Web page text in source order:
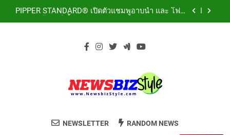
สำคัญ
PIPPER STANDARD® เปิดตัวแชมพูอาบน้ำ และ โฟม
Season 5 ผนึก 9 พันธมิตร ขับเคลื่อน ESG Tourism
สืบสานพระราชปณิธาน สร้างคุณค่าการท่องเที่ยวไทย
เอเชียตะวันออกเฉียงใต้ เสริมแกร่งยุทธศาสตร์ระดับ
TECNO ประกาศทรานส์ฟอร์มจากเกมมิ่งโฟน สู่ไลฟ์
สไตล์แฟชั่นไอเท็ม เสิร์ฟใหญ่ปักหมุดแลนมาร์คใหม่
กลางสถานี MRT วาง POVA 8 Series จุดเริ่มต้นครั้ง
Residue” เลียขนได้ ปลอดภัย ไร้สารตกค้าง
ททท. ประกาศความสำเร็จ Village to the World
NEWSBIZSTYLE
Business
NEWSLETTER RANDOM NEWS